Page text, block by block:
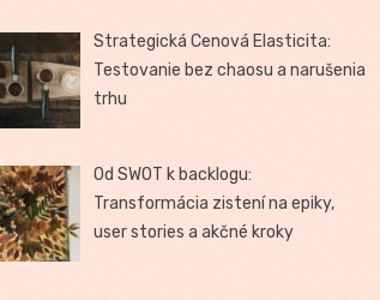
Strategická Cenová Elasticita:
Testovanie bez chaosu a narušenia
trhu
Od SWOT k backlogu:
Transformácia zistení na epiky,
user stories a akčné kroky